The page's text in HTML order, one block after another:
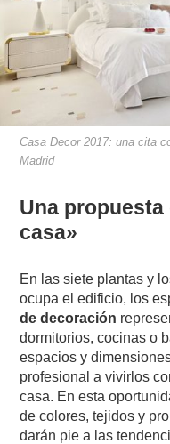
Casa Decor 2017: una cita
Madrid
Una
casa»
En las siete plantas y
ocupa el edificio, los
de decoración
dormitorios, cocinas o
espacios y
profesional a vivirlos
casa. En esta
de colores, tejidos y
darán pie a las